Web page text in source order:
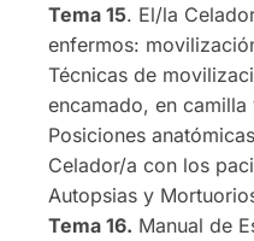
Tema 15. El/la
enfermos:
Técnicas de
encamado, en
Posiciones
Celador/a con los
Autopsias y
Tema 16. Manual de